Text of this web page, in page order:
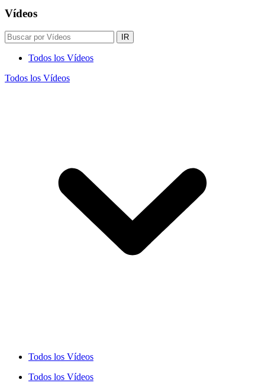
Vídeos
IR
Todos los Vídeos
Todos los Vídeos
Todos los Vídeos
Todos los Vídeos